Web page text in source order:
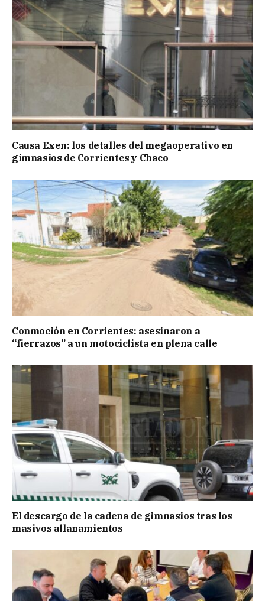
Causa Exen: los detalles del megaoperativo en
gimnasios de Corrientes y Chaco
Conmoción en Corrientes: asesinaron a
“fierrazos” a un motociclista en plena calle
El descargo de la cadena de gimnasios tras los
masivos allanamientos